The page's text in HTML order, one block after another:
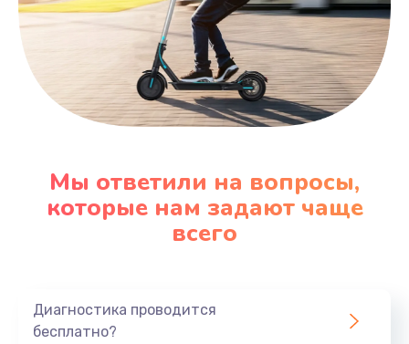
Мы ответили на вопросы,
которые нам задают чаще
всего
Диагностика проводится
бесплатно?